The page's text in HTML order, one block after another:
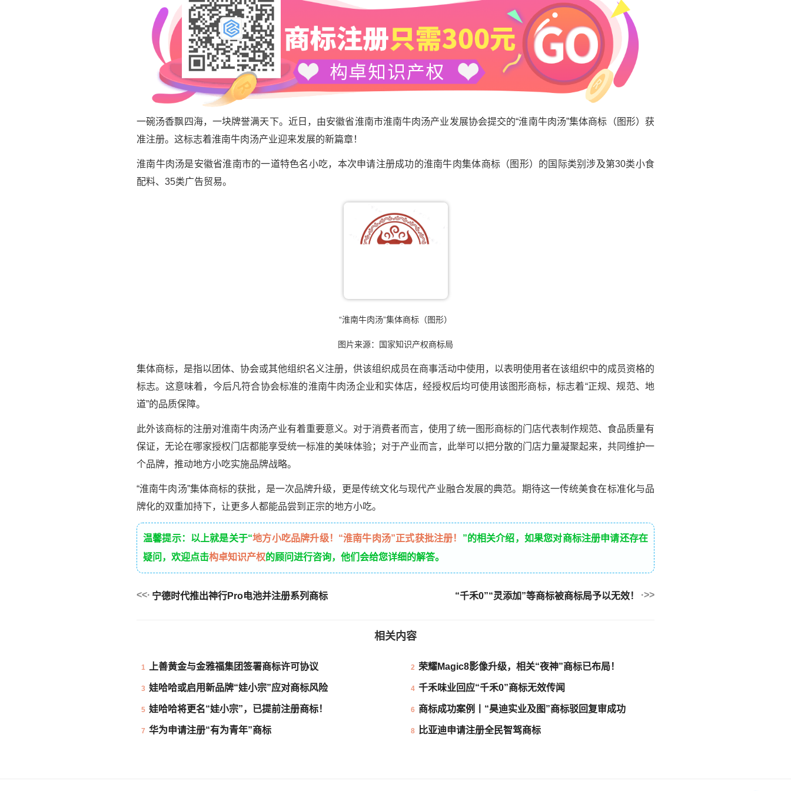
一碗汤香飘四海，一块牌誉满天下。近日，由安徽省淮南市淮南牛肉汤产业发展协会提交的“淮南牛肉汤”集体商标（图形）获
准注册。这标志着淮南牛肉汤产业迎来发展的新篇章！
淮南牛肉汤是安徽省淮南市的一道特色名小吃，本次申请注册成功的淮南牛肉集体商标（图形）的国际类别涉及第30类小食
配料、35类广告贸易。
“淮南牛肉汤”集体商标（图形）
图片来源：国家知识产权商标局
集体商标，是指以团体、协会或其他组织名义注册，供该组织成员在商事活动中使用，以表明使用者在该组织中的成员资格的
标志。这意味着，今后凡符合协会标准的淮南牛肉汤企业和实体店，经授权后均可使用该图形商标，标志着“正规、规范、地
道”的品质保障。
此外该商标的注册对淮南牛肉汤产业有着重要意义。对于消费者而言，使用了统一图形商标的门店代表制作规范、食品质量有
保证，无论在哪家授权门店都能享受统一标准的美味体验；对于产业而言，此举可以把分散的门店力量凝聚起来，共同维护一
个品牌，推动地方小吃实施品牌战略。
“淮南牛肉汤”集体商标的获批，是一次品牌升级，更是传统文化与现代产业融合发展的典范。期待这一传统美食在标准化与品
牌化的双重加持下，让更多人都能品尝到正宗的地方小吃。
温馨提示：以上就是关于“地方小吃品牌升级！“淮南牛肉汤”正式获批注册！ ”的相关介绍，如果您对商标注册申请还存在
疑问，欢迎点击构卓知识产权的顾问进行咨询，他们会给您详细的解答。
宁德时代推出神行Pro电池并注册系列商标 “千禾0”“灵添加”等商标被商标局予以无效！
相关内容
1 上善黄金与金雅福集团签署商标许可协议 2 荣耀Magic8影像升级，相关“夜神”商标已布局！
3 娃哈哈或启用新品牌“娃小宗”应对商标风险 4 千禾味业回应“千禾0”商标无效传闻
5 娃哈哈将更名“娃小宗”，已提前注册商标！ 6 商标成功案例丨“昊迪实业及图”商标驳回复审成功
7 华为申请注册“有为青年”商标 8 比亚迪申请注册全民智驾商标